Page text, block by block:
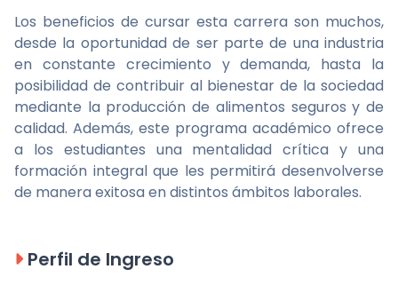
Los beneficios de cursar esta carrera son muchos,
desde la oportunidad de ser parte de una industria
en constante crecimiento y demanda, hasta la
posibilidad de contribuir al bienestar de la sociedad
mediante la producción de alimentos seguros y de
calidad. Además, este programa académico ofrece
a los estudiantes una mentalidad crítica y una
formación integral que les permitirá desenvolverse
de manera exitosa en distintos ámbitos laborales.
Perfil de Ingreso